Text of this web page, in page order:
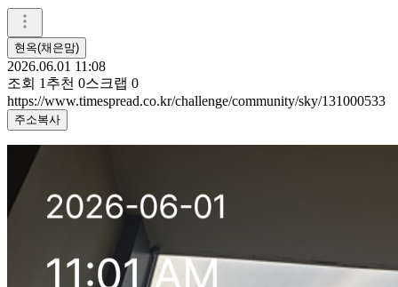
현옥(채은맘)
2026.06.01 11:08
조회 1 추천 0스크랩 0
https://www.timespread.co.kr/challenge/community/sky/131000533
주소복사